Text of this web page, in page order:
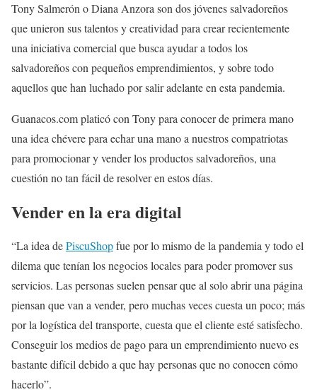
Tony Salmerón o Diana Anzora son dos jóvenes salvadoreños
que unieron sus talentos y creatividad para crear recientemente
una iniciativa comercial que busca ayudar a todos los
salvadoreños con pequeños emprendimientos, y sobre todo
aquellos que han luchado por salir adelante en esta pandemia.
Guanacos.com platicó con Tony para conocer de primera mano
una idea chévere para echar una mano a nuestros compatriotas
para promocionar y vender los productos salvadoreños, una
cuestión no tan fácil de resolver en estos días.
Vender en la era digital
“La idea dePiscuShopfue por lo mismo de la pandemia y todo el
dilema que tenían los negocios locales para poder promover sus
servicios. Las personas suelen pensar que al solo abrir una página
piensan que van a vender, pero muchas veces cuesta un poco; más
por la logística del transporte, cuesta que el cliente esté satisfecho.
Conseguir los medios de pago para un emprendimiento nuevo es
bastante difícil debido a que hay personas que no conocen cómo
hacerlo”.